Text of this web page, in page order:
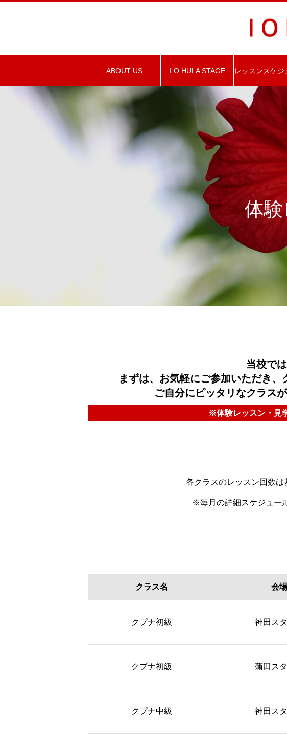
ABOUT US I O HULA STAGE レッスンスケジ
体
当校で
まずは、お気軽にご参加いただき、
ご自分にピッタリなクラス
※体験レッスン・見
各クラスのレッスン回数は
※毎月の詳細スケジュー
クラス名 会場
クプナ初級
神田ス
クプナ初級 蒲田ス
クプナ中級 神田ス